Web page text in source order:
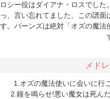
ロシー役はダイアナ・ロスでし
っ、言い忘れてました。この譜
す。バーンズは絶対「オズの魔
メド
1.オズの魔法使いに会いに行
2.鐘を鳴らせ!悪い魔女は死ん